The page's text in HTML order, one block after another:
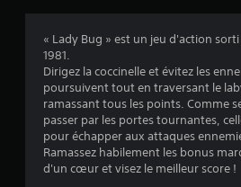
« Lady Bug » est un jeu d'action sorti
1981.
Dirigez la coccinelle et évitez les
poursuivent tout en traversant le
ramassant tous les points. Comme
passer par les portes tournantes,
pour échapper aux attaques
Ramassez habilement les bonus
d'un cœur et visez le meilleur score !